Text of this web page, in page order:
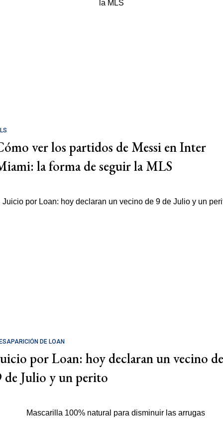
ver los partidos de Messi en Inter
la forma de seguir la MLS
DE LOAN
por Loan: hoy declaran un vecino de
de Julio y un perito